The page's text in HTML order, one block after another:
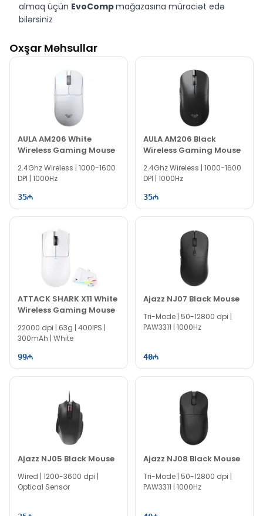
almaq üçün EvoCompmağazasına müraciət edə
bilərsiniz
mağazasındanTaksit
Daxili Kredit ilə əldə edə bilərsiniz
Ajazz AJ159 Apex White -
EvoComp
mağazasından ucuz qiymətə nəğd, köçürmə, Taksit və
Daxili Kredit ilə əldə edə bilərsiniz.
Oxşar Məhsullar
AULA AM206 White
Wireless Gaming Mouse
2.4Ghz Wireless | 1000-1600
DPI | 1000Hz
35
AULA AM206 Black
Wireless Gaming Mouse
2.4Ghz Wireless | 1000-1600
DPI | 1000Hz
35
ATTACK SHARK X11 White
Wireless Gaming Mouse
22000 dpi | 63g | 400IPS |
300mAh | White
99
Ajazz NJ07 Black Mouse
Tri-Mode | 50-12800 dpi |
PAW3311 | 1000Hz
40
Ajazz NJ05 Black Mouse
Wired | 1200-3600 dpi |
Optical Sensor
Ajazz NJ08 Black Mouse
Tri-Mode | 50-12800 dpi |
PAW3311 | 1000Hz